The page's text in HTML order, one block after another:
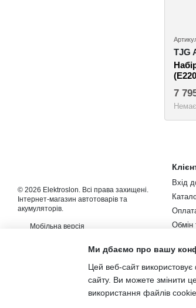
TJG
7
© 2026 Elektroslon. Всі права захищені.
Інтернет-магазин автотоварів та
акумуляторів.
Мобільна версія
Вхід
Обмін
Угода
Ми дбаємо про вашу
Цей веб-сайт
сайту. Ви можете змінити
використання файлів